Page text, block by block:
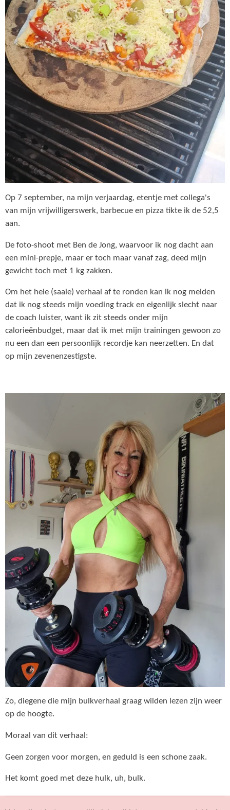
Op 7 september, na mijn verjaardag, etentje met collega's
van mijn vrijwilligerswerk, barbecue en pizza tikte ik de 52,5
aan.
De foto-shoot met Ben de Jong, waarvoor ik nog dacht aan
een mini-prepje, maar er toch maar vanaf zag, deed mijn
gewicht toch met 1 kg zakken.
Om het hele (saaie) verhaal af te ronden kan ik nog melden
dat ik nog steeds mijn voeding track en eigenlijk slecht naar
de coach luister, want ik zit steeds onder mijn
calorieënbudget, maar dat ik met mijn trainingen gewoon zo
nu een dan een persoonlijk recordje kan neerzetten. En dat
op mijn zevenenzestigste.
Zo, diegene die mijn bulkverhaal graag wilden lezen zijn weer
op de hoogte.
Moraal van dit verhaal:
Geen zorgen voor morgen, en geduld is een schone zaak.
Het komt goed met deze hulk, uh, bulk.